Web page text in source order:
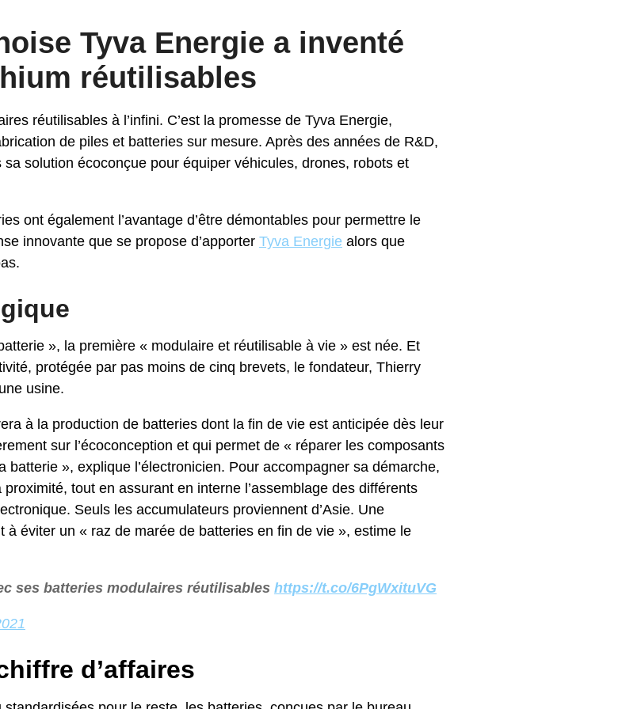
Tyva Energie a inventé
réutilisables
réutilisables à l’infini. C’est la promesse de Tyva Energie,
de piles et batteries sur mesure. Après des années de R&D,
solution écoconçue pour équiper véhicules, drones, robots et
ont également l’avantage d’être démontables pour permettre le
innovante que se propose d’apporter Tyva Energie alors que
», la première « modulaire et réutilisable à vie » est née. Et
protégée par pas moins de cinq brevets, le fondateur, Thierry
usine.
à la production de batteries dont la fin de vie est anticipée dès leur
sur l’écoconception et qui permet de « réparer les composants
», explique l’électronicien. Pour accompagner sa démarche,
tout en assurant en interne l’assemblage des différents
Seuls les accumulateurs proviennent d’Asie. Une
éviter un « raz de marée de batteries en fin de vie », estime le
ses batteries modulaires réutilisables https://t.co/6PgWxituVG
d’affaires